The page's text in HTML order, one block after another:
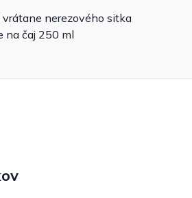
nerezového sitka
na čaj 250 ml